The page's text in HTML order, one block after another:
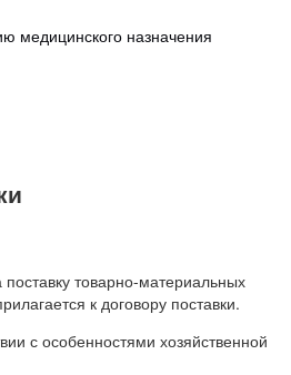
медицинского назначения
товарно-материальных
к договору поставки.
с особенностями хозяйственной